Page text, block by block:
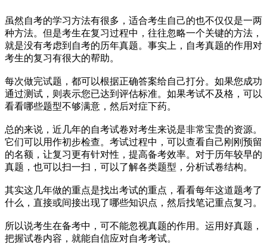
虽然自考的学习方法有很多，适合考生自己的也不仅仅是一两
种方法。但是考生在复习过程中，往往忽略一个关键的方法，
就是没有考虑到自考的历年真题。事实上，自考真题的作用对
考生的复习有很大的帮助。
每次做完试题，都可以根据正确答案给自己打分。如果您成功
通过测试，则表示您已达到评估标准。如果考试不及格，可以
看看哪些题型不够满意，然后对症下药。
总的来说，近几年的自考试卷对考生来说是非常宝贵的资源。
它们可以用作初步检查。考试过程中，可以查看自己刚刚预留
的名额，让复习更有针对性，提高备考效率。对于历年较早的
真题，也可以扫一扫，可以了解各类题型，分析试卷结构。
其实这几年做的重点是找出考试的重点，看看每年这道题考了
什么，直接或间接出现了哪些知识点，然后找笔记重点复习。
所以说考生在备考中，可不能忽视真题的作用。运用好真题，
把握试卷内容，就能自信应对自考考试。